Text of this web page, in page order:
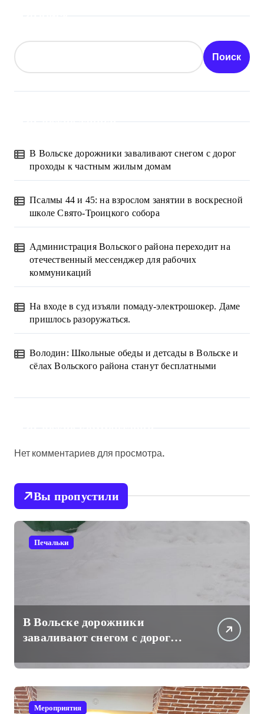
Поиск
В Вольске дорожники заваливают снегом с дорог
проходы к частным жилым домам
Псалмы 44 и 45: на взрослом занятии в воскресной
школе Свято-Троицкого собора
Администрация Вольского района переходит на
отечественный мессенджер для рабочих
коммуникаций
На входе в суд изъяли помаду-электрошокер. Даме
пришлось разоружаться.
Володин: Школьные обеды и детсады в Вольске и
сёлах Вольского района станут бесплатными
Нет комментариев для просмотра.
Вы пропустили
Печальки
В Вольске дорожники
заваливают снегом с дорог
домам
Мероприятия